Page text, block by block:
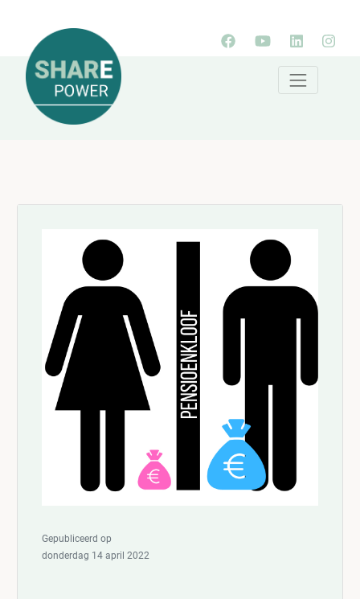
Gepubliceerd op
donderdag 14 april 2022